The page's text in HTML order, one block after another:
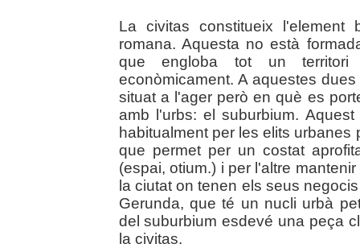
La civitas constitueix l'element
romana. Aquesta no està
que engloba tot un territori
econòmicament. A aquestes
situat a l'ager però en què es
amb l'urbs: el suburbium.
habitualment per les elits
que permet per un costat
(espai, otium.) i per l'altre
la ciutat on tenen els seus
Gerunda, que té un nucli urbà
del suburbium esdevé una peça
la civitas.